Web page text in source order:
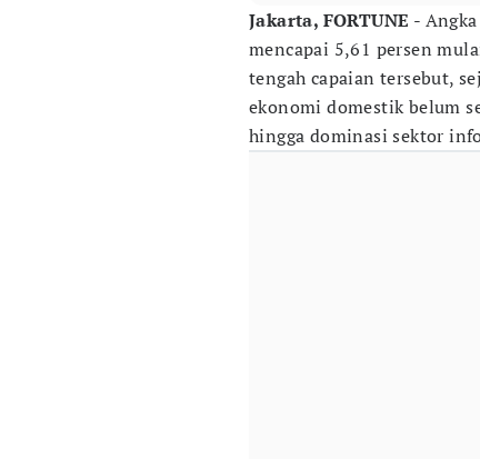
Jakarta, FORTUNE -
mencapai 5,61 persen
tengah capaian tersebut,
ekonomi domestik belum
hingga dominasi sektor